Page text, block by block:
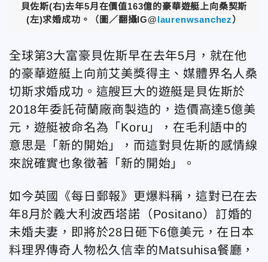
貝佐斯(右)去年5月在價值163億的豪華遊艇上向桑契斯
(左)求婚成功。（圖／翻攝IG@laurenwsanchez）
全球第3大富豪貝佐斯早在去年5月，就在他
的豪華遊艇上向前艾美獎得主、媒體界名人桑
切斯求婚成功。這艘巨大的遊艇是貝佐斯於
2018年委託荷蘭廠商製造的，造價高達5億美
元，遊艇被命名為「Koru」，在毛利語中的
意思是「新的開始」，而這對貝佐斯的感情線
來說確實也象徵著「新的開始」。
如今英國《每日郵報》更爆料稱，這對已在去
年8月於義大利波西塔諾（Positano）訂婚的
未婚夫妻，即將於28日砸下6億美元，在日本
料理界傳奇人物松久信幸的Matsuhisa餐廳，